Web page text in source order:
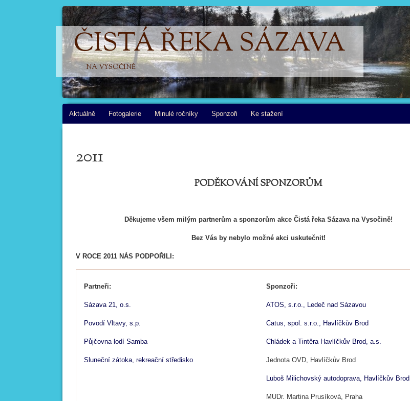
ČISTÁ ŘEKA SÁZAVA
NA VYSOČINĚ
Skip
Aktuálně Fotogalerie Minulé ročníky Sponzoři Ke stažení
2011
PODĚKOVÁNÍ SPONZORŮM
Děkujeme všem milým partnerům a sponzorům akce Čistá řeka Sázava na Vysočině!
Bez Vás by nebylo možné akci uskutečnit!
V ROCE 2011 NÁS PODPOŘILI:
Partneři:
Sázava 21, o.s.
Povodí Vltavy, s.p.
Půjčovna lodí Samba
Sluneční zátoka, rekreační středisko
Sponzoři:
ATOS, s.r.o., Ledeč nad Sázavou
Catus, spol. s.r.o., Havlíčkův Brod
Chládek a Tintěra Havlíčkův Brod, a.s.
Jednota OVD, Havlíčkův Brod
Luboš Milichovský autodoprava, Havlíčkův Brod
MUDr. Martina Prusíková, Praha